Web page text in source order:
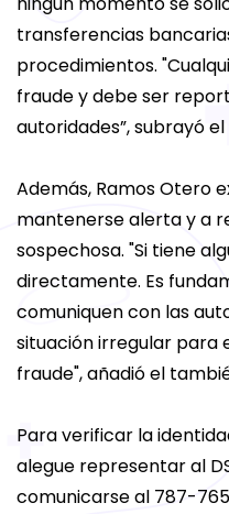
transferencias
procedimientos.
fraude y debe ser
autoridades”, subrayó
Además, Ramos Otero
mantenerse alerta y a
sospechosa. "Si tiene
directamente. Es
comuniquen con las
situación irregular para
fraude", añadió el
Para verificar la
alegue representar al
comunicarse al 787-